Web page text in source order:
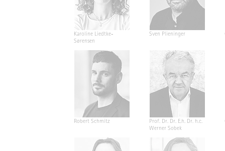
Karoline Liedtke-
Sørensen
Sven Plieninger
Robert Schmitz
Prof. Dr. Dr. E.h. Dr. h.c.
Werner Sobek